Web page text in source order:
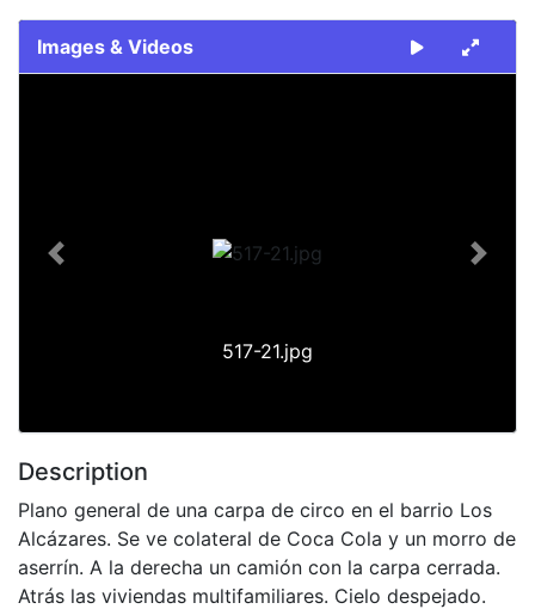
Images & Videos
517-21.jpg
Previous Next
Description
Plano general de una carpa de circo en el barrio Los
Alcázares. Se ve colateral de Coca Cola y un morro de
aserrín. A la derecha un camión con la carpa cerrada.
Atrás las viviendas multifamiliares. Cielo despejado.